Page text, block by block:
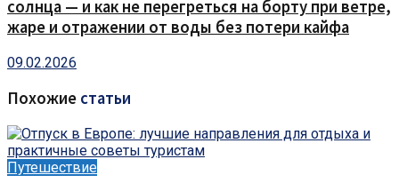
солнца — и как не перегреться на борту при ветре,
жаре и отражении от воды без потери кайфа
09.02.2026
Похожие статьи
Путешествие